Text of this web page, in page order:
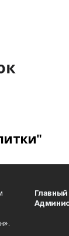
Главный